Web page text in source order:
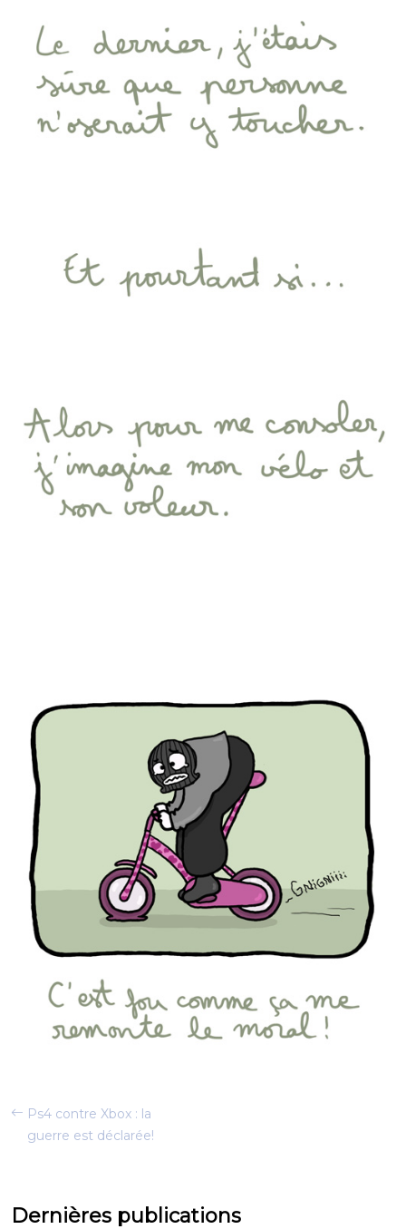
Ps4 contre Xbox : la
guerre est déclarée!
Dernières publications